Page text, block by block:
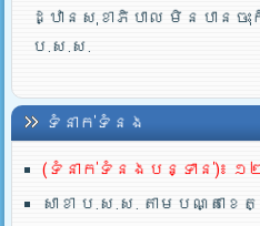
ដ្ឋានសុខាភិបាល មិនបាន
ប.ស.ស.
ទំនាក់ទំនង
(ទំនាក់ទំនងបន្ទាន់)៖ ១
សាខា ប.ស.ស. តាមបណ្តា